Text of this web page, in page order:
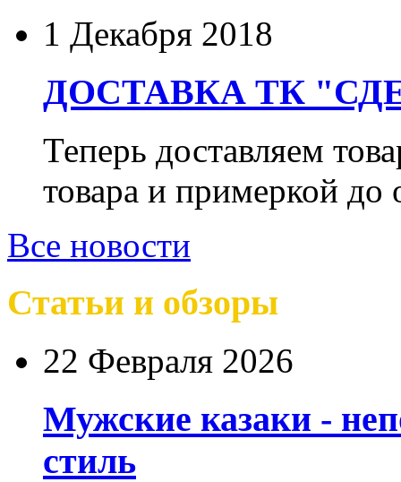
1 Декабря 2018
ДОСТАВКА ТК
Теперь доставляем
товара и примеркой
Все новости
Статьи и обзоры
22 Февраля 2026
Мужские казаки -
стиль